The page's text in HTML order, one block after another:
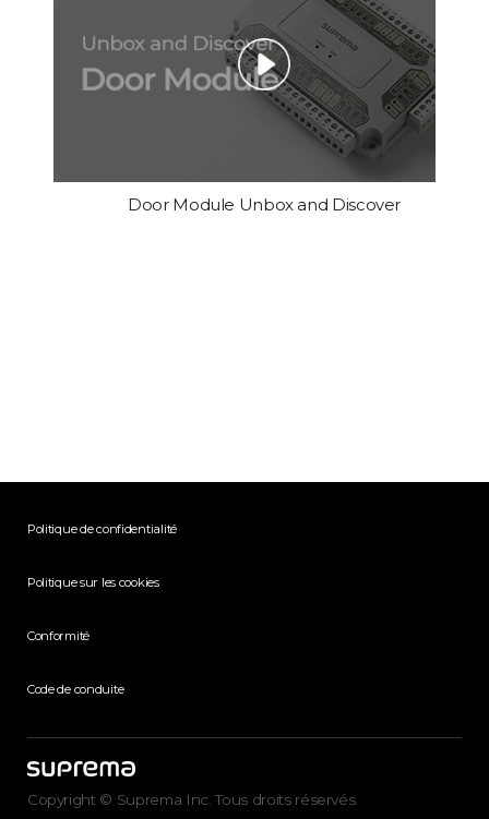
Door Module Unbox and Discover
Politique de confidentialité
Politique sur les cookies
Conformité
Code de conduite
Copyright © Suprema Inc. Tous droits réservés.